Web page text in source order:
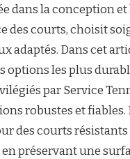
À
?
dans la conception et
des courts, choisit
adaptés. Dans cet
options les plus
par Service
robustes et fiables.
des courts résistants
préservant une